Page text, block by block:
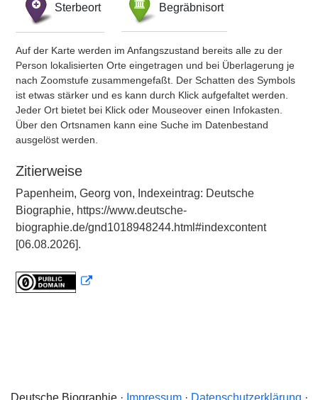
Sterbeort Begräbnisort
Auf der Karte werden im Anfangszustand bereits alle zu der
Person lokalisierten Orte eingetragen und bei Überlagerung je
nach Zoomstufe zusammengefaßt. Der Schatten des Symbols
ist etwas stärker und es kann durch Klick aufgefaltet werden.
Jeder Ort bietet bei Klick oder Mouseover einen Infokasten.
Über den Ortsnamen kann eine Suche im Datenbestand
ausgelöst werden.
Zitierweise
Papenheim, Georg von, Indexeintrag: Deutsche
Biographie, https://www.deutsche-
biographie.de/gnd1018948244.html#indexcontent
[06.08.2026].
Deutsche Biographie · Impressum· Datenschutzerklärung ·